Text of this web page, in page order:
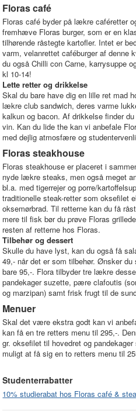
Floras café
Floras café byder på lækre caféretter
fremhæve Floras burger, som er en
tilhørende råstegte kartofler. Intet er
varm, velanrettet caféburger af denne
du også Chilli con Carne, karrysuppe
kl 10-14!
Lette retter og drikkelse
Skal du bare have dig en lille ret mad
lækre club sandwich, deres varme
kalkun og bacon. Af drikkelse finder
vin. Kan du lide the kan vi anbefale
med dejlig atmosfære og
Floras steakhouse
Floras steakhouse er placeret i
nyde lækre steaks, men også meget
bl.a. med tigerrejer og porre/
traditionelle steak-retter som oksefilet
oksemørbrad. Til retterne kan du få
mere til fisk bør du prøve Floras
resten af retterne hos Floras.
Tilbehør og dessert
Skulle du have lyst, kan du også få
49,- når det er som tilbehør. Ønsker
bare 95,-. Flora tilbyder tre lækre
pandekager suzette, pære clafoutis
og marzipan) samt frisk frugt til de
Menuer
Skal det være ekstra godt kan vi
kan få en tre retters menu til 295,-.
gr. oksefilet til hovedret og
muligt at få sig en to retters menu til
Studenterrabatter
10% studierabat hos Floras café &